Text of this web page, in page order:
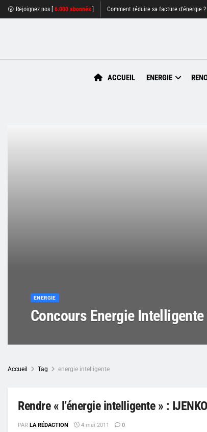
😮 Rejoignez nos [ 6.000 abonnés Comment réduire sa facture d'énergie ? [
ACCUEIL ENERGIE
ENERGIE
Concours Energie
Accueil Tag energie intelligente
Rendre « l’énergie intelligente » :
PAR LA RÉDACTION 4 mai 2011 0